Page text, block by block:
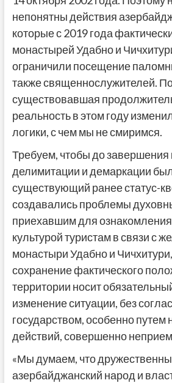
непонятны действия
которые с 2019 года
монастырей Удабно и
ограничили посещение
также священнослужителей.
существовавшая
реальность в этом году
логики, с чем мы не смиримся.
Требуем, чтобы до завершения
делимитации и демаркации
существующий ранее статус-
создавались проблемы
приехавшим для
культурой туристам в связи с
монастыри Удабно и
сохранение фактического
территории носит
изменение ситуации, без
государством, особенно путем
действий, совершенно
«Мы думаем, что
азербайджанский народ и